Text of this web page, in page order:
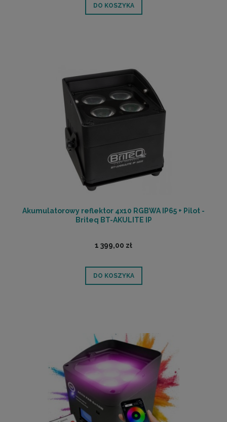
DO KOSZYKA
Akumulatorowy reflektor 4x10 RGBWA IP65 + Pilot -
Briteq BT-AKULITE IP
1 399,00 zł
DO KOSZYKA